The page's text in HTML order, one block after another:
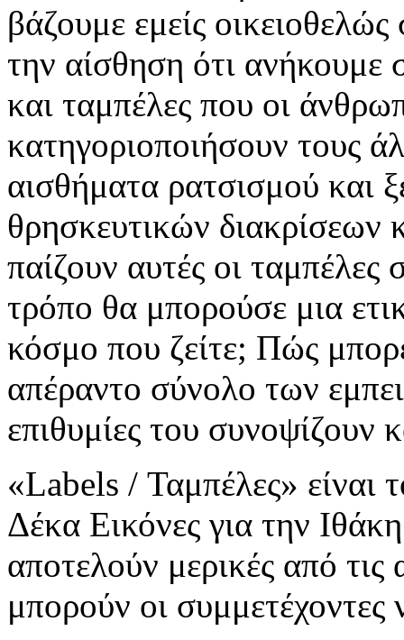
βάζουμε εμείς
την αίσθηση ότι
και ταμπέλες που οι
κατηγοριοποιήσουν τους
αισθήματα ρατσισμού και
θρησκευτικών διακρίσεων
παίζουν αυτές οι
τρόπο θα μπορούσε μια
κόσμο που ζείτε; Πώς
απέραντο σύνολο των
επιθυμίες του συνοψίζουν
«Labels / Ταμπέλες» είναι
Δέκα Εικόνες για την
αποτελούν μερικές από τις
μπορούν οι